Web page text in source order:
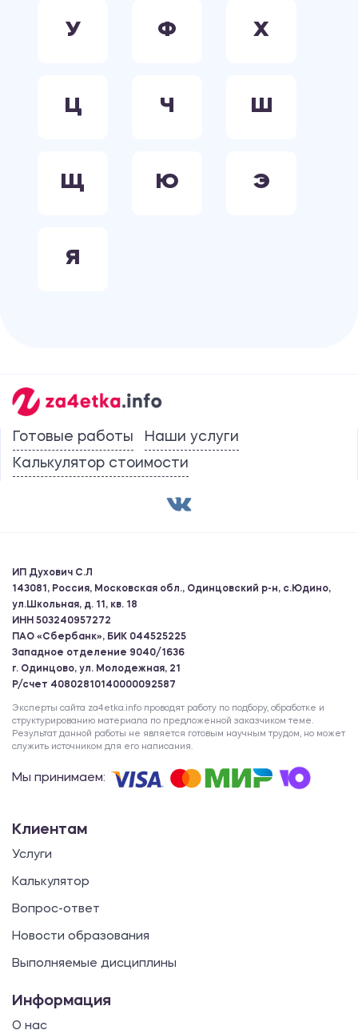
У Ф Х
Ц Ч Ш
Щ Ю Э
Я
Готовые работы
Наши услуги
Калькулятор стоимости
ИП Духович С.Л
143081, Россия, Московская обл., Одинцовский р-н, с.Юдино,
ул.Школьная, д. 11, кв. 18
ИНН 503240957272
ПАО «Сбербанк», БИК 044525225
Западное отделение 9040/1636
г. Одинцово, ул. Молодежная, 21
Р/счет 40802810140000092587
Эксперты сайта za4etka.info проводят работу по подбору, обработке и
структурированию материала по предложенной заказчиком теме.
Результат данной работы не является готовым научным трудом, но может
служить источником для его написания.
Мы принимаем:
Клиентам
Услуги
Калькулятор
Вопрос-ответ
Новости образования
Выполняемые дисциплины
Информация
О нас